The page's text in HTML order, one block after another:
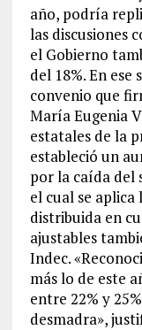
año, podría
las discusiones
el Gobierno
del 18%. En
convenio que
María Eugenia
estatales de la
estableció un
por la caída del
el cual se aplica
distribuida en
ajustables
Indec.
más lo de este
entre 22% y
desmadra»,